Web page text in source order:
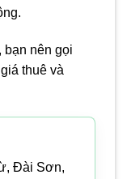
bạn nên gọi
thuê và
Đài Sơn,